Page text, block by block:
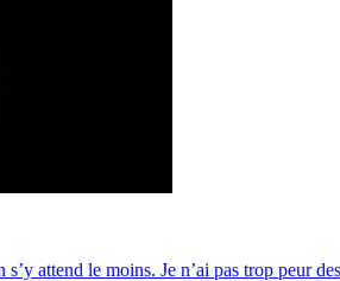
attend le moins. Je n’ai pas trop peur